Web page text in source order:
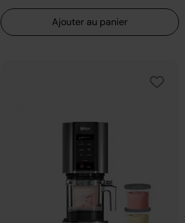
Ajouter au panier